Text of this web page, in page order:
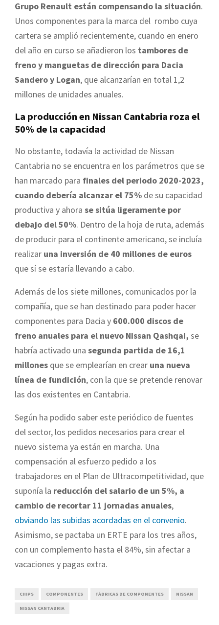
Grupo Renault están compensando la situación.
Unos componentes para la marca del rombo cuya
cartera se amplió recientemente, cuando en enero
del año en curso se añadieron los tambores de
freno y manguetas de dirección para Dacia
Sandero y Logan, que alcanzarían en total 1,2
millones de unidades anuales.
La producción en Nissan Cantabria roza el
50% de la capacidad
No obstante, todavía la actividad de Nissan
Cantabria no se encuentra en los parámetros que se
han marcado para finales del periodo 2020-2023,
cuando debería alcanzar el 75% de su capacidad
productiva y ahora se sitúa ligeramente por
debajo del 50%. Dentro de la hoja de ruta, además
de producir para el continente americano, se incluía
realizar una inversión de 40 millones de euros
que sí se estaría llevando a cabo.
Además de los siete millones, comunicados por la
compañía, que se han destinado para poder hacer
componentes para Dacia y 600.000 discos de
freno anuales para el nuevo Nissan Qashqai, se
habría activado una segunda partida de 16,1
millones que se emplearían en crear una nueva
línea de fundición, con la que se pretende renovar
las dos existentes en Cantabria.
Según ha podido saber este periódico de fuentes
del sector, los pedidos necesarios para crear el
nuevo sistema ya están en marcha. Una
compensación al esfuerzo pedido a los
trabajadores en el Plan de Ultracompetitividad, que
suponía la reducción del salario de un 5%, a
cambio de recortar 11 jornadas anuales,
obviando las subidas acordadas en el convenio.
Asimismo, se pactaba un ERTE para los tres años,
con un complemento hasta el 84%, sin afectar a
vacaciones y pagas extra.
CHIPS COMPONENTES FÁBRICAS DE COMPONENTES NISSAN
NISSAN CANTABRIA